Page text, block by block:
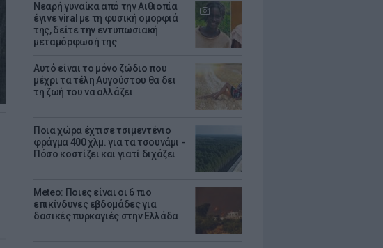
Νεαρή γυναίκα από την Αιθιοπία
έγινε viral με τη φυσική ομορφιά
της, δείτε την εντυπωσιακή
μεταμόρφωσή της
Αυτό είναι το μόνο ζώδιο που
μέχρι τα τέλη Αυγούστου θα δει
τη ζωή του να αλλάζει
Ποια χώρα έχτισε τσιμεντένιο
φράγμα 400 χλμ. για τα τσουνάμι -
Πόσο κοστίζει και γιατί διχάζει
Meteo: Ποιες είναι οι 6 πιο
επικίνδυνες εβδομάδες για
δασικές πυρκαγιές στην Ελλάδα